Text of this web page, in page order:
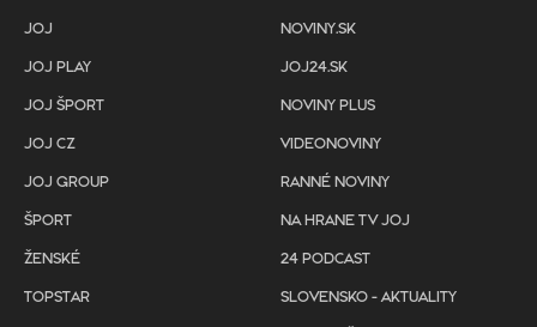
JOJ
JOJ PLAY
JOJ ŠPORT
JOJ CZ
JOJ GROUP
ŠPORT
ŽENSKÉ
TOPSTAR
NOVINY.SK
JOJ24.SK
NOVINY PLUS
VIDEONOVINY
RANNÉ NOVINY
NA HRANE TV JOJ
24 PODCAST
SLOVENSKO - AKTUALITY